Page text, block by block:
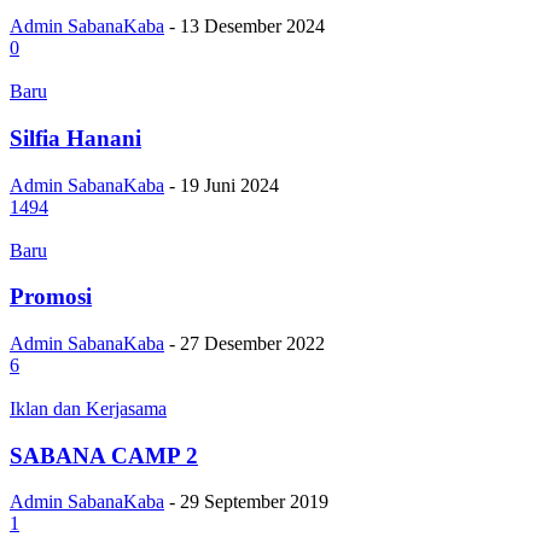
Admin SabanaKaba - 13 Desember 2024
0
Baru
Silfia Hanani
Admin SabanaKaba - 19 Juni 2024
1494
Baru
Promosi
Admin SabanaKaba - 27 Desember 2022
6
Iklan dan Kerjasama
SABANA CAMP 2
Admin SabanaKaba - 29 September 2019
1